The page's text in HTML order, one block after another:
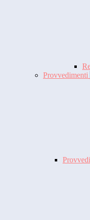
Provvedimenti